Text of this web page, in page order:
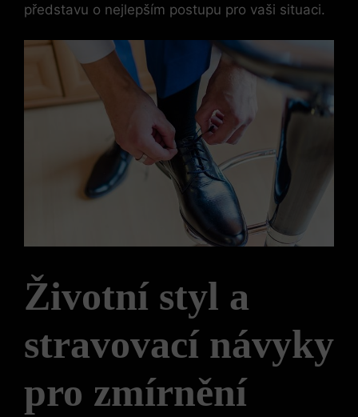
představu o nejlepším postupu pro vaši situaci.
Životní styl a
stravovací návyky
pro zmírnění